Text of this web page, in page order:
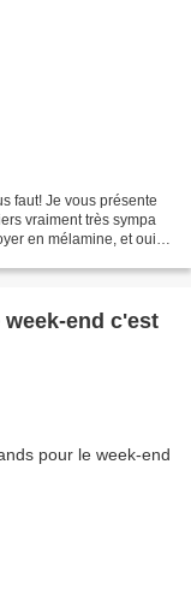
faut! Je vous présente
vraiment très sympa
en mélamine, et oui
end c'est